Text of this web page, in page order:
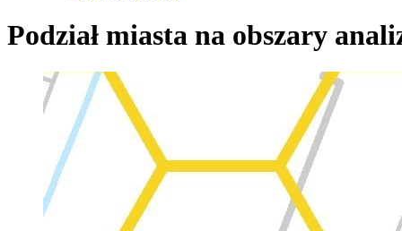
Podział miasta na obszary